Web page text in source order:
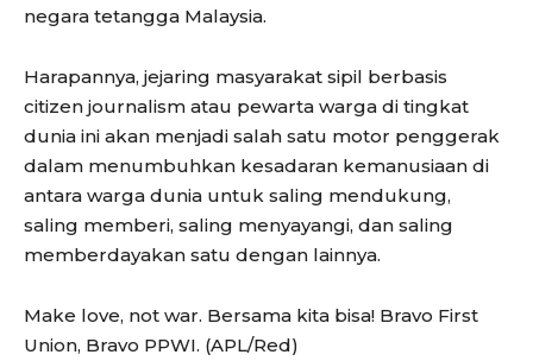
negara tetangga Malaysia.
Harapannya, jejaring masyarakat sipil berbasis
citizen journalism atau pewarta warga di tingkat
dunia ini akan menjadi salah satu motor penggerak
dalam menumbuhkan kesadaran kemanusiaan di
antara warga dunia untuk saling mendukung,
saling memberi, saling menyayangi, dan saling
memberdayakan satu dengan lainnya.
Make love, not war. Bersama kita bisa! Bravo First
Union, Bravo PPWI. (APL/Red)